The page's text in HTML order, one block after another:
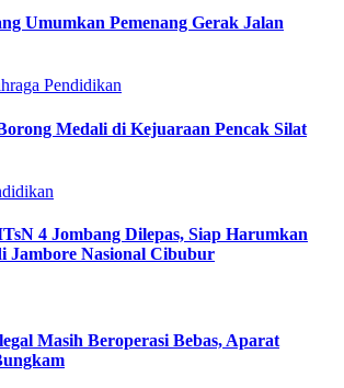
Umumkan Pemenang Gerak Jalan
Pendidikan
Medali di Kejuaraan Pencak Silat
4 Jombang Dilepas, Siap Harumkan
Jambore Nasional Cibubur
Masih Beroperasi Bebas, Aparat